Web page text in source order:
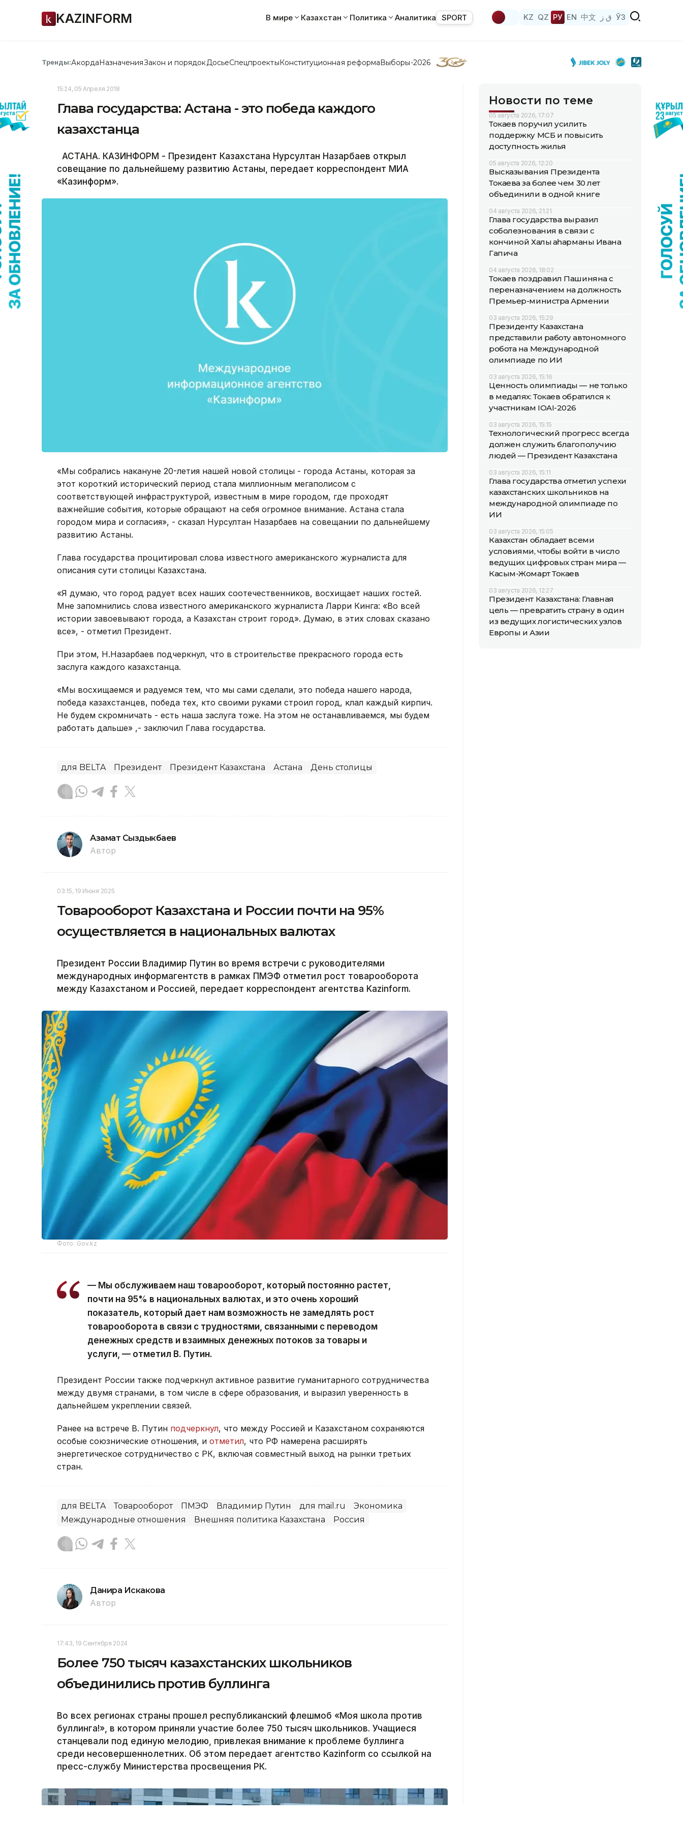
KAZINFORM В мире Казахстан Политика Аналитика SPORT KZ QZ РУ EN 中文 ق ز ЎЗ
Тренды:АкордаНазначенияЗакон и порядок ДосьеСпецпроектыКонституционная реформаВыборы-2026
15:24, 05 Апреля 2018
Глава государства: Астана - это победа каждого
казахстанца
АСТАНА. КАЗИНФОРМ - Президент Казахстана Нурсултан Назарбаев открыл
совещание по дальнейшему развитию Астаны, передает корреспондент МИА
«Казинформ».
«Мы собрались накануне 20-летия нашей новой столицы - города Астаны, которая за
этот короткий исторический период стала миллионным мегаполисом с
соответствующей инфраструктурой, известным в мире городом, где проходят
важнейшие события, которые обращают на себя огромное внимание. Астана стала
городом мира и согласия», - сказал Нурсултан Назарбаев на совещании по дальнейшему
развитию Астаны.
Глава государства процитировал слова известного американского журналиста для
описания сути столицы Казахстана.
«Я думаю, что город радует всех наших соотечественников, восхищает наших гостей.
Мне запомнились слова известного американского журналиста Ларри Кинга: «Во всей
истории завоевывают города, а Казахстан строит город». Думаю, в этих словах сказано
все», - отметил Президент.
При этом, Н.Назарбаев подчеркнул, что в строительстве прекрасного города есть
заслуга каждого казахстанца.
«Мы восхищаемся и радуемся тем, что мы сами сделали, это победа нашего народа,
победа казахстанцев, победа тех, кто своими руками строил город, клал каждый кирпич.
Не будем скромничать - есть наша заслуга тоже. На этом не останавливаемся, мы будем
работать дальше» ,- заключил Глава государства.
для BELTA Президент Президент Казахстана Астана День столицы
Азамат Сыздыкбаев
Автор
03:15, 19 Июня 2025
Товарооборот Казахстана и России почти на 95%
осуществляется в национальных валютах
Президент России Владимир Путин во время встречи с руководителями
международных информагентств в рамках ПМЭФ отметил рост товарооборота
между Казахстаном и Россией, передает корреспондент агентства Kazinform.
Фото: Gov.kz
— Мы обслуживаем наш товарооборот, который постоянно растет,
почти на 95% в национальных валютах, и это очень хороший
показатель, который дает нам возможность не замедлять рост
товарооборота в связи с трудностями, связанными с переводом
денежных средств и взаимных денежных потоков за товары и
услуги, — отметил В. Путин.
Президент России также подчеркнул активное развитие гуманитарного сотрудничества
между двумя странами, в том числе в сфере образования, и выразил уверенность в
дальнейшем укреплении связей.
Ранее на встрече В. Путин подчеркнул, что между Россией и Казахстаном сохраняются
особые союзнические отношения, и отметил, что РФ намерена расширять
энергетическое сотрудничество с РК, включая совместный выход на рынки третьих
стран.
для BELTA Товарооборот ПМЭФ Владимир Путин для mail.ru
Экономика
Международные отношения
Внешняя политика Казахстана Россия
Данира Искакова
Автор
17:43, 19 Сентября 2024
Более 750 тысяч казахстанских школьников
объединились против буллинга
Во всех регионах страны прошел республиканский флешмоб «Моя школа против
буллинга!», в котором приняли участие более 750 тысяч школьников. Учащиеся
станцевали под единую мелодию, привлекая внимание к проблеме буллинга
среди несовершеннолетних. Об этом передает агентство Kazinform со ссылкой на
пресс-службу Министерства просвещения РК.
Новости по теме
05 августа 2026, 17:07
Токаев поручил усилить
поддержку МСБ и повысить
доступность жилья
05 августа 2026, 12:20
Высказывания Президента
Токаева за более чем 30 лет
объединили в одной книге
04 августа 2026, 21:21
Глава государства выразил
соболезнования в связи с
кончиной Халық қаһарманы Ивана
Гапича
04 августа 2026, 18:02
Токаев поздравил Пашиняна с
переназначением на должность
Премьер-министра Армении
03 августа 2026, 15:29
Президенту Казахстана
представили работу автономного
робота на Международной
олимпиаде по ИИ
03 августа 2026, 15:16
Ценность олимпиады — не только
в медалях: Токаев обратился к
участникам IOAI-2026
03 августа 2026, 15:15
Технологический прогресс всегда
должен служить благополучию
людей — Президент Казахстана
03 августа 2026, 15:11
Глава государства отметил успехи
казахстанских школьников на
международной олимпиаде по
ИИ
03 августа 2026, 15:05
Казахстан обладает всеми
условиями, чтобы войти в число
ведущих цифровых стран мира —
Касым-Жомарт Токаев
03 августа 2026, 12:27
Президент Казахстана: Главная
цель — превратить страну в один
из ведущих логистических узлов
Европы и Азии